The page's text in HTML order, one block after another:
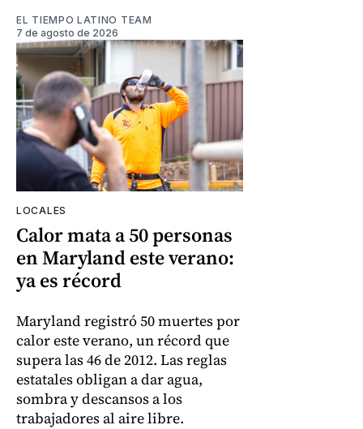
EL TIEMPO LATINO TEAM
7 de agosto de 2026
LOCALES
Calor mata a 50 personas
en Maryland este verano:
ya es récord
Maryland registró 50 muertes por
calor este verano, un récord que
supera las 46 de 2012. Las reglas
estatales obligan a dar agua,
sombra y descansos a los
trabajadores al aire libre.